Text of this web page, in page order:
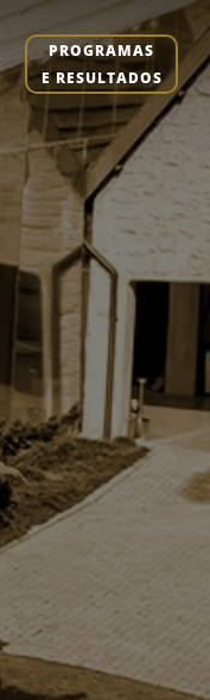
PROGRAMAS
E RESULTADOS